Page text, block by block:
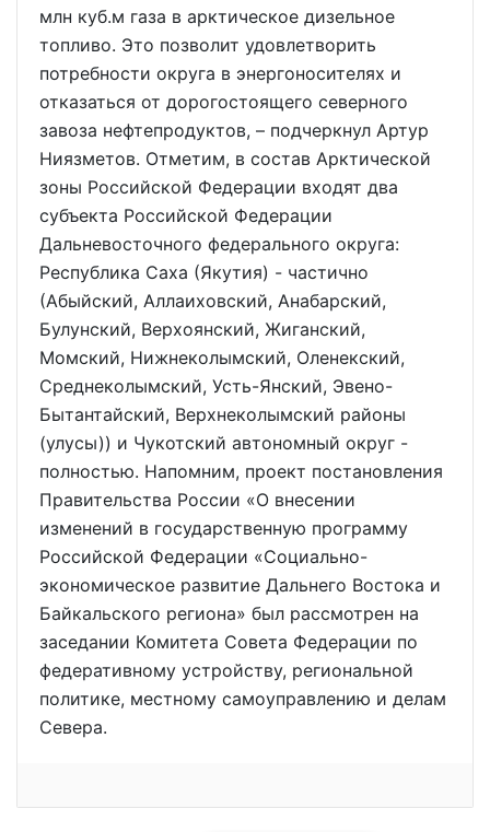
млн куб.м газа в арктическое дизельное
топливо. Это позволит удовлетворить
потребности округа в энергоносителях и
отказаться от дорогостоящего северного
завоза нефтепродуктов, – подчеркнул Артур
Ниязметов. Отметим, в состав Арктической
зоны Российской Федерации входят два
субъекта Российской Федерации
Дальневосточного федерального округа:
Республика Саха (Якутия) - частично
(Абыйский, Аллаиховский, Анабарский,
Булунский, Верхоянский, Жиганский,
Момский, Нижнеколымский, Оленекский,
Среднеколымский, Усть-Янский, Эвено-
Бытантайский, Верхнеколымский районы
(улусы)) и Чукотский автономный округ -
полностью. Напомним, проект постановления
Правительства России «О внесении
изменений в государственную программу
Российской Федерации «Социально-
экономическое развитие Дальнего Востока и
Байкальского региона» был рассмотрен на
заседании Комитета Совета Федерации по
федеративному устройству, региональной
политике, местному самоуправлению и делам
Севера.